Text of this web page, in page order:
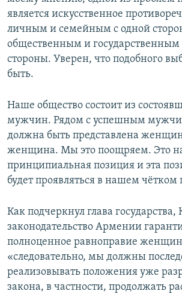
является искусственное
личным и семейным с одной
общественным и государственным
стороны. Уверен, что подобного
быть.
Наше общество состоит из
мужчин. Рядом с успешным
должна быть представлена
женщина. Мы это поощряем. Это
принципиальная позиция и эта
будет проявляться в нашем чётком
Как подчеркнул глава
законодательство Армении
полноценное равноправие
«следовательно, мы должны
реализовывать положения уже
закона, в частности, продолжать